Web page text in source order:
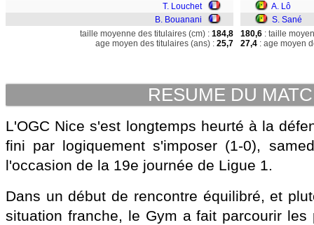
T. Louchet
B. Bouanani
A. Lô
S. Sané
taille moyenne des titulaires (cm) : 184,8
age moyen des titulaires (ans) : 25,7
180,6 : taille
27,4 : age moyen
RESUME DU
L'OGC Nice s'est longtemps heurté à la
fini par logiquement s'imposer (1-0),
l'occasion de la 19e journée de Ligue 1.
Dans un début de rencontre équilibré, et
situation franche, le Gym a fait parcourir les